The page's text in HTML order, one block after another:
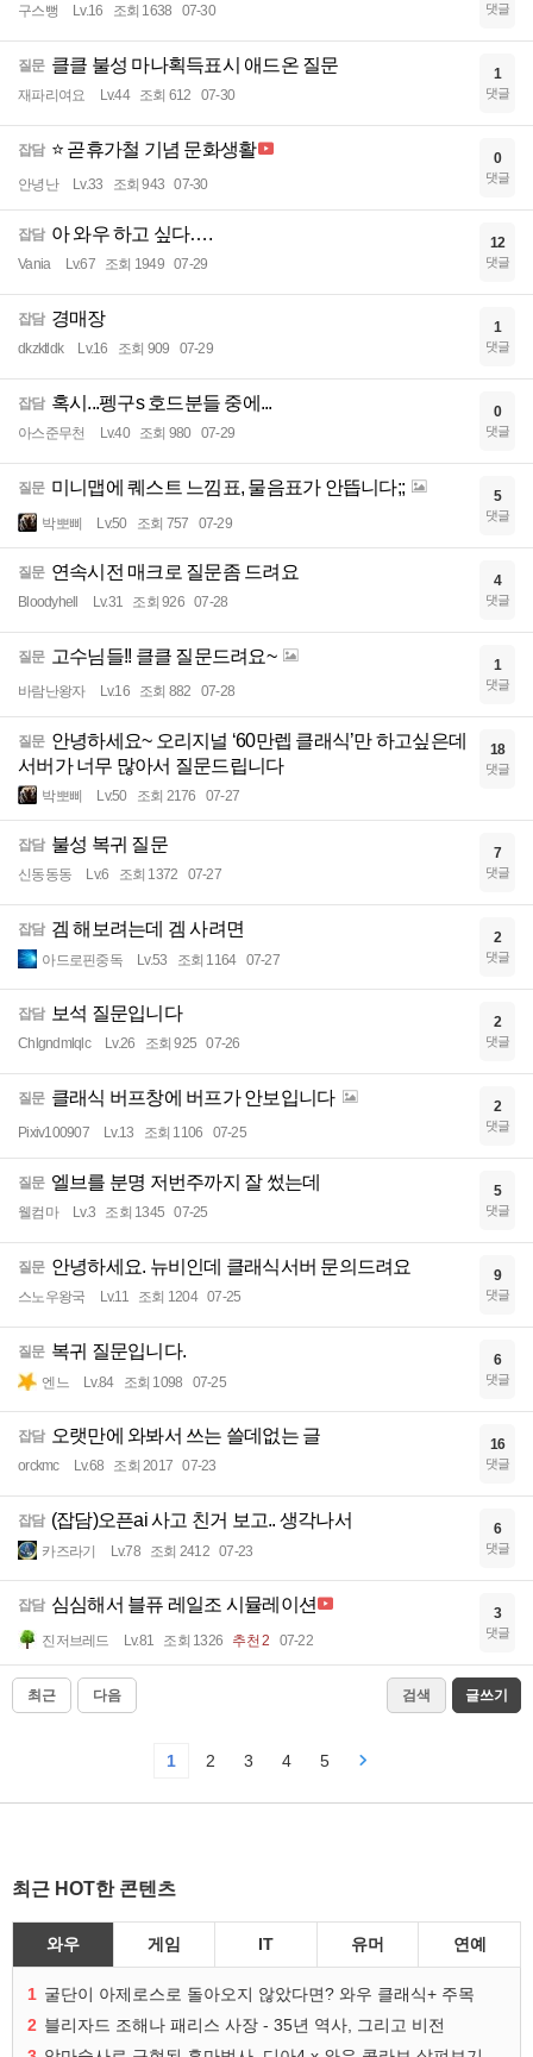
구스뻥 Lv.16 조회 1638 07-30 댓글
질문 클클 불성 마나획득표시 애드온 질문
재파리여요 Lv.44 조회 612 07-30
1
댓글
잡담 ⭐ 곧휴가철 기념 문화생활
안녕난 Lv.33 조회 943 07-30
0
댓글
잡담 아 와우 하고 싶다….
Vania Lv.67 조회 1949 07-29
12
댓글
잡담 경매장
dkzktldk Lv.16 조회 909 07-29
1
댓글
잡담 혹시...펭구s 호드분들 중에...
아스준무천 Lv.40 조회 980 07-29
0
댓글
질문 미니맵에 퀘스트 느낌표, 물음표가 안뜹니다;;
박뽀삐 Lv.50 조회 757 07-29
5
댓글
질문 연속시전 매크로 질문좀 드려요
Bloodyhell Lv.31 조회 926 07-28
4
댓글
질문 고수님들!! 클클 질문드려요~
바람난왕자 Lv.16 조회 882 07-28
1
댓글
질문 안녕하세요~ 오리지널 ‘60만렙 클래식’만 하고싶은데
서버가 너무 많아서 질문드립니다
박뽀삐 Lv.50 조회 2176 07-27
18
댓글
잡담 불성 복귀 질문
신동동동 Lv.6 조회 1372 07-27
7
댓글
잡담 겜 해보려는데 겜 사려면
아드로핀중독 Lv.53 조회 1164 07-27
2
댓글
잡담 보석 질문입니다
Chlgndmlqlc Lv.26 조회 925 07-26
2
댓글
질문 클래식 버프창에 버프가 안보입니다
Pixiv100907 Lv.13 조회 1106 07-25
2
댓글
질문 엘브를 분명 저번주까지 잘 썼는데
웰컴마 Lv.3 조회 1345 07-25
5
댓글
질문 안녕하세요. 뉴비인데 클래식서버 문의드려요
스노우왕국 Lv.11 조회 1204 07-25
9
댓글
질문 복귀 질문입니다.
엔느 Lv.84 조회 1098 07-25
6
댓글
잡담 오랫만에 와봐서 쓰는 쓸데없는 글
orckmc Lv.68 조회 2017 07-23
16
댓글
잡담 (잡담)오픈ai 사고 친거 보고.. 생각나서
카즈라기 Lv.78 조회 2412 07-23
6
댓글
잡담 심심해서 블퓨 레일조 시뮬레이션
진저브레드 Lv.81 조회 1326 추천 2 07-22
3
댓글
최근 다음 검색 글쓰기
1 2 3 4 5
최근 HOT한 콘텐츠
와우 게임 IT 유머 연예
1 굴단이 아제로스로 돌아오지 않았다면? 와우 클래식+ 주목
2 블리자드 조해나 패리스 사장 - 35년 역사, 그리고 비전